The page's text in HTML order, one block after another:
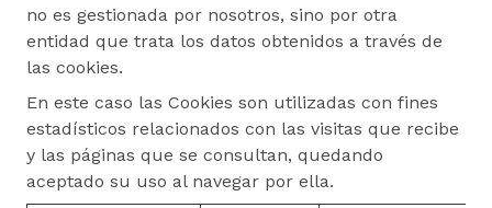
no es gestionada por nosotros, sino por otra
entidad que trata los datos obtenidos a través de
las cookies.
En este caso las Cookies son utilizadas con fines
estadísticos relacionados con las visitas que recibe
y las páginas que se consultan, quedando
aceptado su uso al navegar por ella.